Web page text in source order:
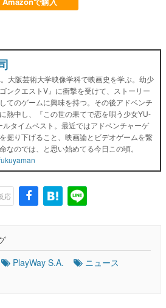
大阪芸術大学映像学科で映画史を学ぶ。幼少
ンクエストV』に衝撃を受けて、ストーリー
てのゲームに興味を持つ。その後アドベンチ
熱中し、『この世の果てで恋を唄う少女YU-
ルタイムベスト。最近ではアドベンチャーゲ
掘り下げること、映画論とビデオゲームを繋
なのでは、と思い始めてる今日この頃。
応
PlayWay S.A.
ニュース